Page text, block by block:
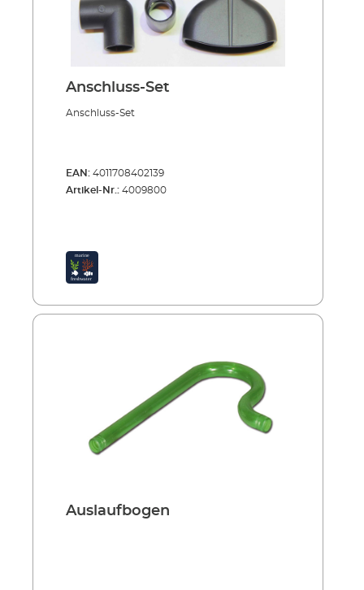
Anschluss-Set
Anschluss-Set
EAN: 4011708402139
Artikel-Nr.: 4009800
Auslaufbogen